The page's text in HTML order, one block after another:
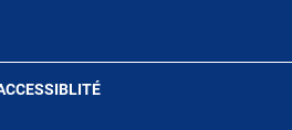
(OUVRE